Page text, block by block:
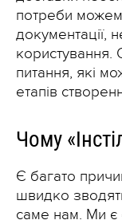
потреби
документації,
користування.
питання, які
етапів
Чому
Є багато
швидко
саме нам. Ми є